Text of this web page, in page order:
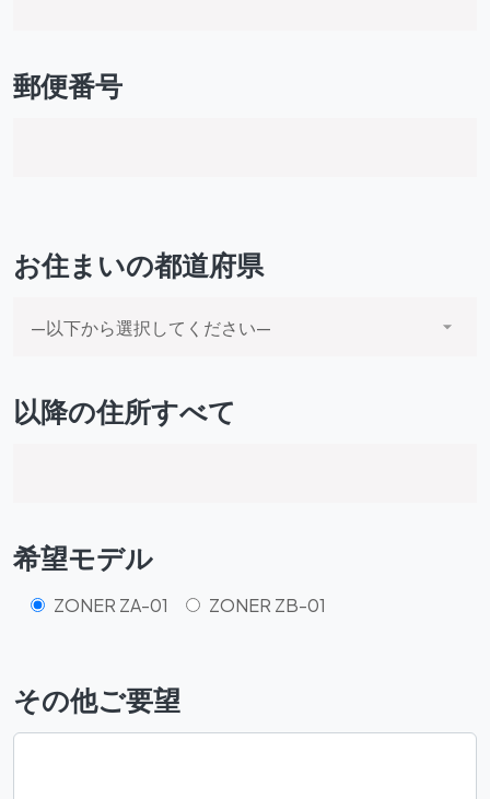
郵便番号
お住まいの都道府県
以降の住所すべて
希望モデル
ZONER ZA-01 ZONER ZB-01
その他ご要望